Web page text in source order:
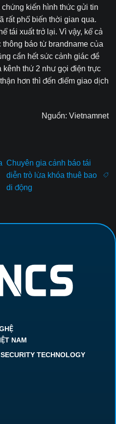
kiến hình thức gửi tin
rất phổ biến thời gian qua.
tái xuất trở lại. Vì vậy, kể cả
báo từ brandname của
cần hết sức cảnh giác đề
kênh thứ 2 như gọi điện trực
hơn thì đến điểm giao dịch
Nguồn: Vietnamnet
Chuyên gia cảnh báo tái
diễn trò lừa khóa thuê bao
di động
NAM
TECHNOLOGY